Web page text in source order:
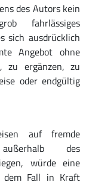
des Autors kein
fahrlässiges
sich ausdrücklich
Angebot ohne
zu ergänzen, zu
oder endgültig
auf fremde
des
würde eine
dem Fall in Kraft